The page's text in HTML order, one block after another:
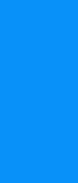
nisl, ac
sem at
eu enim.
augue.